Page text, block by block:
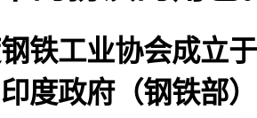
铁工业协会成立
度政府（钢铁部